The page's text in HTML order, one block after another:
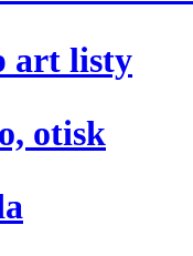
art listy
otisk